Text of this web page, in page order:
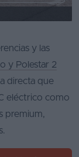
y las
y Polestar 2
directa que
eléctrico como
premium,